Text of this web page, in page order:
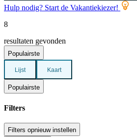
Hulp nodig? Start de Vakantiekiezer!
8
resultaten gevonden
Populairste
Lijst Kaart
Populairste
Filters
Filters opnieuw instellen